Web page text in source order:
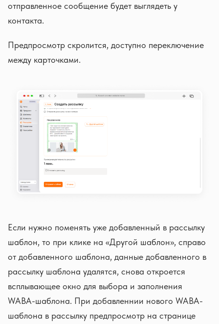
отправленное сообщение будет выглядеть у
контакта.
Предпросмотр скролится, доступно переключение
между карточками.
Если нужно поменять уже добавленный в рассылку
шаблон, то при клике на «Другой шаблон», справо
от добавленного шаблона, данные добавленного в
рассылку шаблона удалятся, снова откроется
всплывающее окно для выбора и заполнения
WABA-шаблона. При добавленнии нового WABA-
шаблона в рассылку предпросмотр на странице